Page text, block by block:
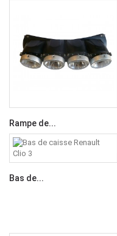
Rampe de...
Bas de...